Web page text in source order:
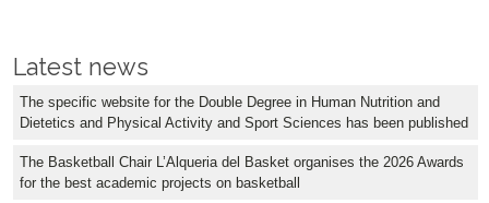
Latest news
The specific website for the Double Degree in Human Nutrition and
Dietetics and Physical Activity and Sport Sciences has been published
The Basketball Chair L’Alqueria del Basket organises the 2026 Awards
for the best academic projects on basketball